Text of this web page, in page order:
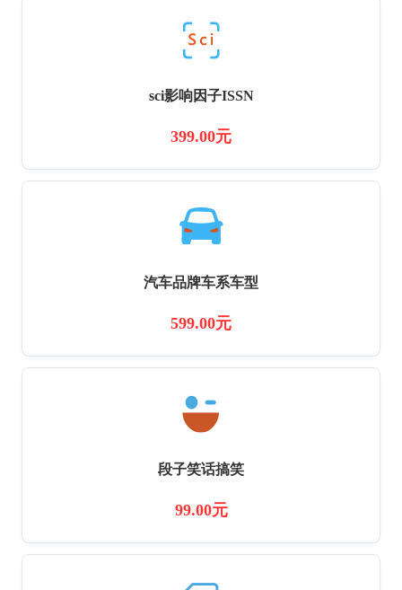
sci影响因子ISSN
399.00元
汽车品牌车系车型
599.00元
段子笑话搞笑
99.00元